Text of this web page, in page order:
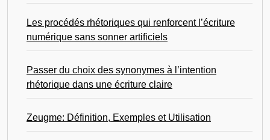
Les procédés rhétoriques qui renforcent l’écriture
numérique sans sonner artificiels
Passer du choix des synonymes à l’intention
rhétorique dans une écriture claire
Zeugme: Définition, Exemples et Utilisation